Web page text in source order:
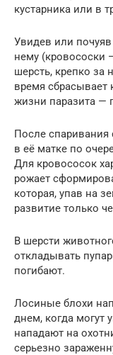
кустарника или в
Увидев или
нему (кровососки
шерсть, крепко за
время сбрасывает
жизни паразита —
После спаривания
в её матке по
Для кровососок
рожает
которая, упав на
развитие только
В шерсти
откладывать
погибают.
Лосиные блохи
днем, когда могут
нападают на
серьезно